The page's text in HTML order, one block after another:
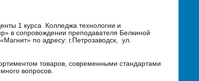
1 курса Колледжа технологии и
в сопровождении преподавателя Белкиной
по адресу: г.Петрозаводск, ул.
товаров, современными стандартами
вопросов.